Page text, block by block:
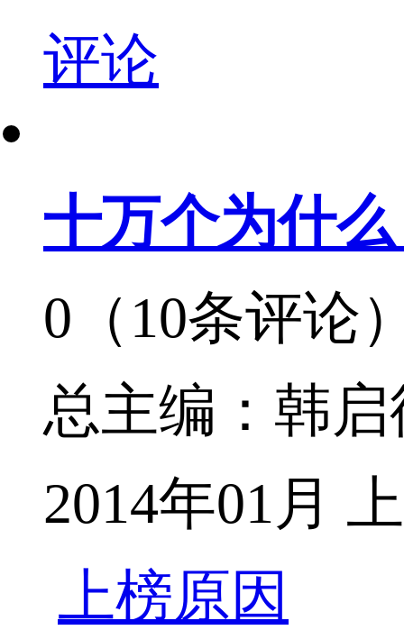
评论
十万个为什
0（10条评论
总主编：韩
2014年01月
上榜原因